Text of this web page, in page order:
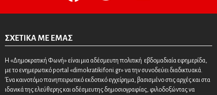
ΣΧΕΤΙΚΆ ΜΕ ΕΜΆΣ
Η «Δημοκρατική Φωνή» είναι μια αδέσμευτη πολιτική εβδομαδιαία εφημερίδα,
με το ενημερωτικό portal «dimokratikifoni.gr» να την συνοδεύει διαδικτυακά.
Ένα καινοτόμο πανηπειρωτικό εκδοτικό εγχείρημα, βασισμένο στις αρχές και στα
ιδανικά της ελεύθερης και αδέσμευτης δημοσιογραφίας, φιλοδοξώντας να